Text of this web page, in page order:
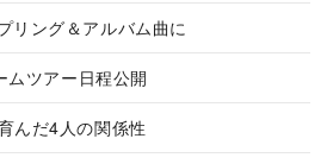
リング＆アルバム曲に
ツアー日程公開
んだ4人の関係性